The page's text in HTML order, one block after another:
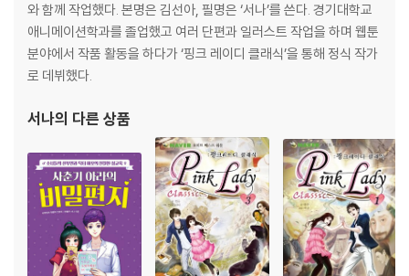
와 함께 작업했다. 본명은 김선아, 필명은 ‘서나’를 쓴다. 경기대학교
애니메이션학과를 졸업했고 여러 단편과 일러스트 작업을 하며 웹툰
분야에서 작품 활동을 하다가 ‘핑크 레이디 클래식’을 통해 정식 작가
로 데뷔했다.
서나의 다른 상품